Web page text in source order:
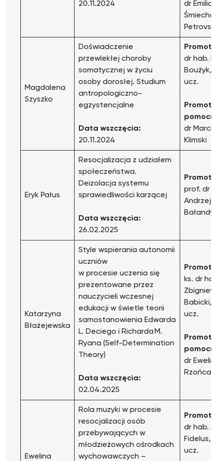
20.11.2024
dr Emilia
Magdalena
Szyszko
Doświadczenie
przewlekłej choroby
somatycznej w życiu
osoby dorosłej. Studium
antropologiczno-
egzystencjalne
Data wszczęcia:
20.11.2024
dr hab.
Boużyk,
ucz.
dr Marcin
Klimski
Eryk Pałus
Resocjalizacja z udziałem
społeczeństwa.
Deizolacja systemu
sprawiedliwości karzącej
Data wszczęcia:
26.02.2025
prof. dr
Andrzej
Katarzyna
Błażejewska
Style wspierania autonomii
uczniów
w procesie uczenia się
prezentowane przez
nauczycieli wczesnej
edukacji w świetle teorii
samostanowienia Edwarda
L. Deciego i Richarda M.
Ryana (Self-Determination
Theory)
Data wszczęcia:
02.04.2025
ks. dr
Zbigniew
Babicki,
ucz.
dr
Rzońca
Ewelina
Rola muzyki w procesie
resocjalizacji osób
przebywających w
młodzieżowych ośrodkach
wychowawczych –
dr hab.
Fidelus,
ucz.